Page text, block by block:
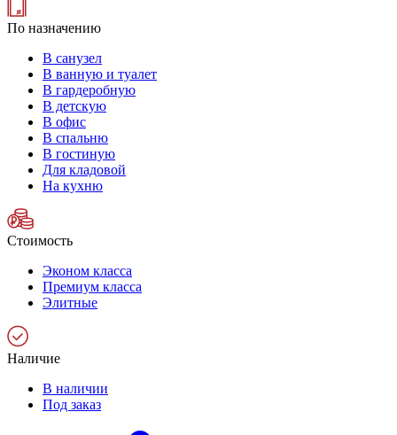
По назначению
В санузел
В ванную и туалет
В гардеробную
В детскую
В офис
В спальню
В гостиную
Для кладовой
На кухню
Стоимость
Эконом класса
Премиум класса
Элитные
Наличие
В наличии
Под заказ